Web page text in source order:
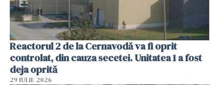
Reactorul 2 de la Cernavodă va fi oprit
controlat, din cauza secetei. Unitatea 1 a fost
deja oprită
29 IULIE 2026